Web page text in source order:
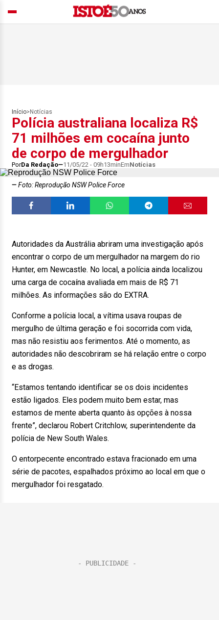
Início> Notícias
Polícia australiana localiza R$
71 milhões em cocaína junto
de corpo de mergulhador
PorDa Redação 11/05/22 - 09h13minEmNotícias
Foto: Reprodução NSW Police Force
Autoridades da Austrália abriram uma investigação após
encontrar o corpo de um mergulhador na margem do rio
Hunter, em Newcastle. No local, a polícia ainda localizou
uma carga de cocaína avaliada em mais de R$ 71
milhões. As informações são do EXTRA.
Conforme a polícia local, a vítima usava roupas de
mergulho de última geração e foi socorrida com vida,
mas não resistiu aos ferimentos. Até o momento, as
autoridades não descobriram se há relação entre o corpo
e as drogas.
“Estamos tentando identificar se os dois incidentes
estão ligados. Eles podem muito bem estar, mas
estamos de mente aberta quanto às opções à nossa
frente”, declarou Robert Critchlow, superintendente da
polícia de New South Wales.
O entorpecente encontrado estava fracionado em uma
série de pacotes, espalhados próximo ao local em que o
mergulhador foi resgatado.